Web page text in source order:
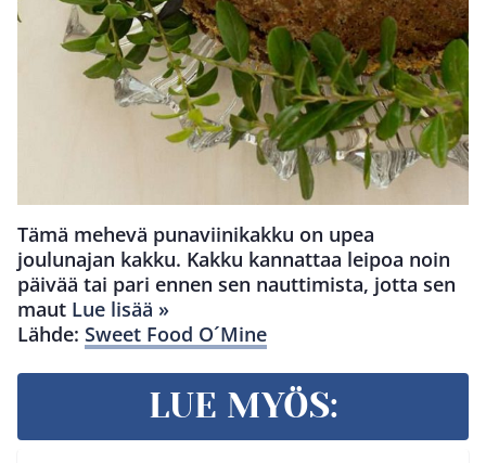
Tämä mehevä punaviinikakku on upea
joulunajan kakku. Kakku kannattaa leipoa noin
päivää tai pari ennen sen nauttimista, jotta sen
maut Lue lisää »
Lähde: Sweet Food O´Mine
LUE MYÖS: